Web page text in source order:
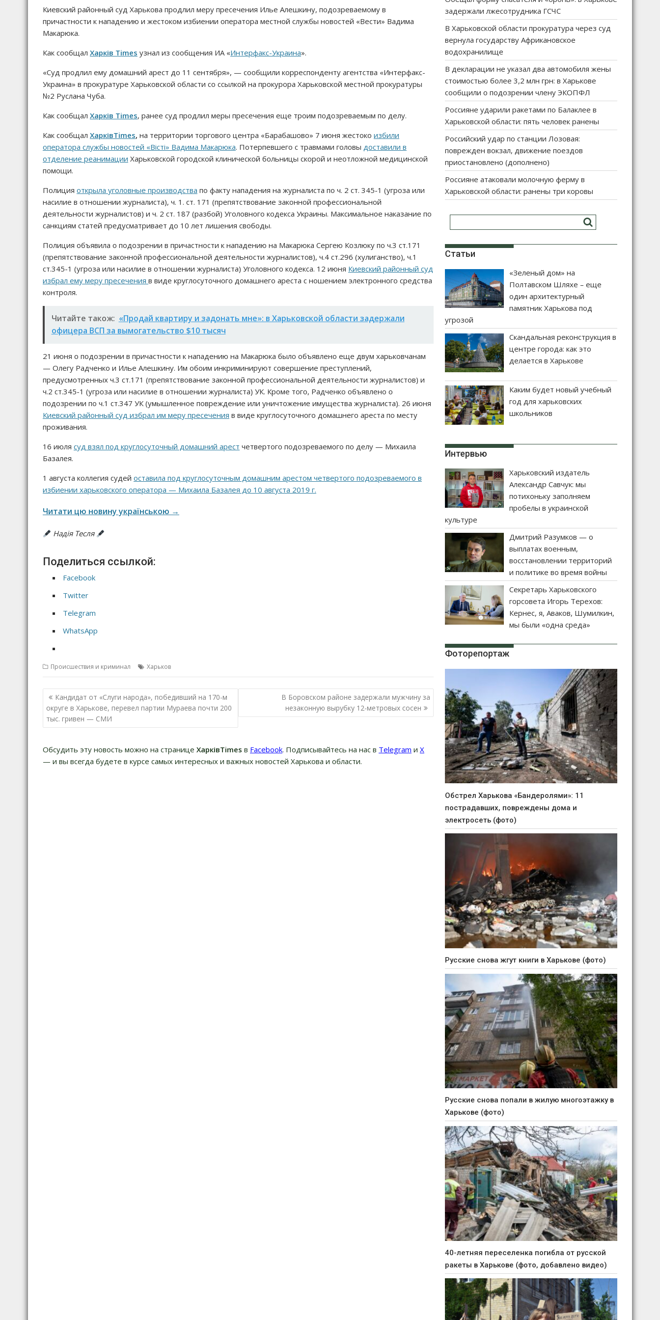
Киевский районный суд Харькова продлил меру пресечения Илье Алешкину, подозреваемому в
причастности к нападению и жестоком избиении оператора местной службы новостей «Вести» Вадима
Макарюка.
Как сообщал Харків Times узнал из сообщения ИА «Интерфакс-Украина».
«Суд продлил ему домашний арест до 11 сентября», — сообщили корреспонденту агентства «Интерфакс-
Украина» в прокуратуре Харьковской области со ссылкой на прокурора Харьковской местной прокуратуры
№2 Руслана Чуба.
Как сообщал Харків Times, ранее суд продлил меры пресечения еще троим подозреваемым по делу.
Как сообщал ХарківTimes, на территории торгового центра «Барабашово» 7 июня жестоко избили
оператора службы новостей «Вісті» Вадима Макарюка. Потерпевшего с травмами головы доставили в
отделение реанимации Харьковской городской клинической больницы скорой и неотложной медицинской
помощи.
Полиция открыла уголовные производства по факту нападения на журналиста по ч. 2 ст. 345-1 (угроза или
насилие в отношении журналиста), ч. 1. ст. 171 (препятствование законной профессиональной
деятельности журналистов) и ч. 2 ст. 187 (разбой) Уголовного кодекса Украины. Максимальное наказание по
санкциям статей предусматривает до 10 лет лишения свободы.
Полиция объявила о подозрении в причастности к нападению на Макарюка Сергею Козлюку по ч.3 ст.171
(препятствование законной профессиональной деятельности журналистов), ч.4 ст.296 (хулиганство), ч.1
ст.345-1 (угроза или насилие в отношении журналиста) Уголовного кодекса. 12 июня Киевский районный суд
избрал ему меру пресечения в виде круглосуточного домашнего ареста с ношением электронного средства
контроля.
Читайте також: «Продай квартиру и задонать мне»: в Харьковской области задержали
офицера ВСП за вымогательство $10 тысяч
21 июня о подозрении в причастности к нападению на Макарюка было объявлено еще двум харьковчанам
— Олегу Радченко и Илье Алешкину. Им обоим инкриминируют совершение преступлений,
предусмотренных ч.3 ст.171 (препятствование законной профессиональной деятельности журналистов) и
ч.2 ст.345-1 (угроза или насилие в отношении журналиста) УК. Кроме того, Радченко объявлено о
подозрении по ч.1 ст.347 УК (умышленное повреждение или уничтожение имущества журналиста). 26 июня
Киевский районный суд избрал им меру пресечения в виде круглосуточного домашнего ареста по месту
проживания.
16 июля суд взял под круглосуточный домашний арест четвертого подозреваемого по делу — Михаила
Базалея.
1 августа коллегия судей оставила под круглосуточным домашним арестом четвертого подозреваемого в
избиении харьковского оператора — Михаила Базалея до 10 августа 2019 г.
Читати цю новину українською →
Надія Тесля
Поделиться ссылкой:
Facebook
Twitter
Telegram
WhatsApp
Происшествия и криминал Харьков
Н
а
в
г
а
Кандидат от «Слуги народа», победивший на 170-м
округе в Харькове, перевел партии Мураева почти 200
тыс. гривен — СМИ
В Боровском районе задержали мужчину за
незаконную вырубку 12-метровых сосен
Обсудить эту новость можно на странице ХарківTimes в Facebook. Подписывайтесь на нас в Telegram и Х
— и вы всегда будете в курсе самых интересных и важных новостей Харькова и области.
задержали лжесотрудника ГСЧС
В Харьковской области прокуратура через суд
вернула государству Африкановское
водохранилище
В декларации не указал два автомобиля жены
стоимостью более 3,2 млн грн: в Харькове
сообщили о подозрении члену ЭКОПФЛ
Россияне ударили ракетами по Балаклее в
Харьковской области: пять человек ранены
Российский удар по станции Лозовая:
поврежден вокзал, движение поездов
приостановлено (дополнено)
Россияне атаковали молочную ферму в
Харьковской области: ранены три коровы
Статьи
«Зеленый дом» на
Полтавском Шляхе – еще
один архитектурный
памятник Харькова под
угрозой
Скандальная реконструкция в
центре города: как это
делается в Харькове
Каким будет новый учебный
год для харьковских
школьников
Интервью
Харьковский издатель
Александр Савчук: мы
потихоньку заполняем
пробелы в украинской
культуре
Дмитрий Разумков — о
выплатах военным,
восстановлении территорий
и политике во время войны
Секретарь Харьковского
горсовета Игорь Терехов:
Кернес, я, Аваков, Шумилкин,
мы были «одна среда»
Фоторепортаж
Обстрел Харькова «Бандеролями»: 11
пострадавших, повреждены дома и
электросеть (фото)
Русские снова жгут книги в Харькове (фото)
Русские снова попали в жилую многоэтажку в
Харькове (фото)
40-летняя переселенка погибла от русской
ракеты в Харькове (фото, добавлено видео)